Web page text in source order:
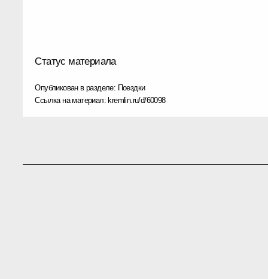
Статус материала
Опубликован в разделе: Поездки
Ссылка на материал: kremlin.ru/d/60098